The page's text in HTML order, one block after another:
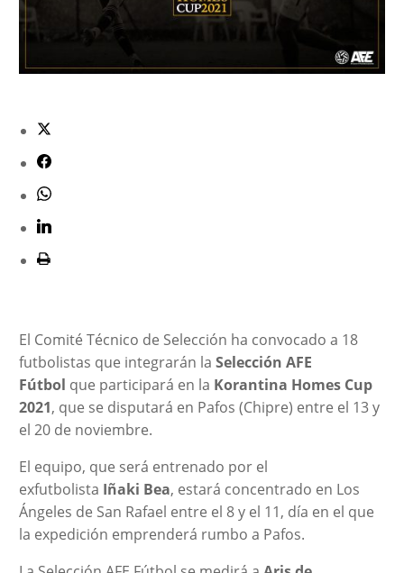
El Comité Técnico de Selección ha convocado a 18
futbolistas que integrarán la Selección AFE
Fútbol que participará en la Korantina Homes Cup
2021, que se disputará en Pafos (Chipre) entre el 13 y
el 20 de noviembre.
El equipo, que será entrenado por el
exfutbolista Iñaki Bea, estará concentrado en Los
Ángeles de San Rafael entre el 8 y el 11, día en el que
la expedición emprenderá rumbo a Pafos.